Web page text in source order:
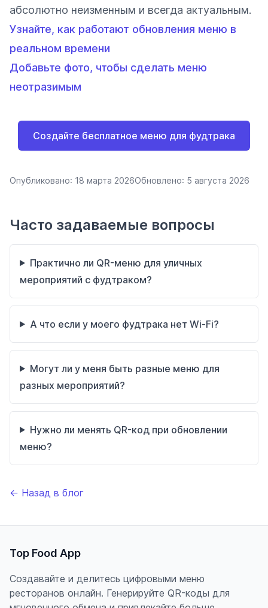
абсолютно неизменным и всегда актуальным.
Узнайте, как работают обновления меню в
реальном времени
Добавьте фото, чтобы сделать меню
неотразимым
Создайте бесплатное меню для фудтрака
Опубликовано: 18 марта 2026Обновлено: 5 августа 2026
Часто задаваемые вопросы
Практично ли QR-меню для уличных
мероприятий с фудтраком?
А что если у моего фудтрака нет Wi‑Fi?
Могут ли у меня быть разные меню для
разных мероприятий?
Нужно ли менять QR-код при обновлении
меню?
← Назад в блог
Top Food App
Создавайте и делитесь цифровыми меню
ресторанов онлайн. Генерируйте QR-коды для